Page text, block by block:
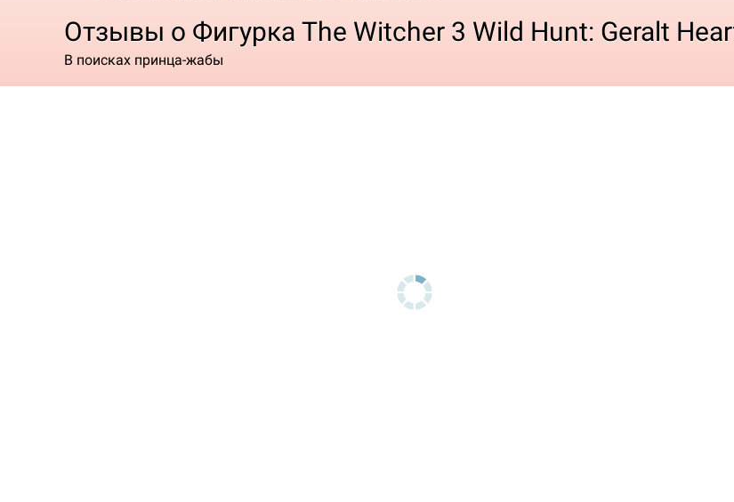
Отзывы о Фигурка The Witcher 3 Wild Hunt: Geralt
В поисках принца-жабы